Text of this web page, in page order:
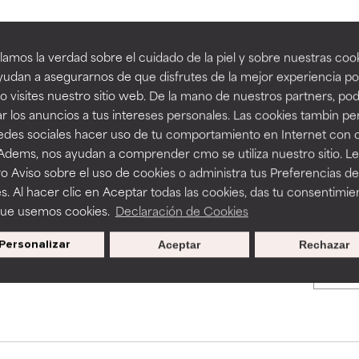
la verdad sobre el cuidado de la piel y sobre nuestras
a asegurarnos de que disfrutes de la mejor experiencia
visites nuestro sitio web. De la mano de nuestros partners,
los anuncios a tus intereses personales. Las cookies tambin
sociales hacer uso de tu comportamiento en Internet con
nos ayudan a comprender cmo se utiliza nuestro sitio.
Aviso sobre el uso de cookies o administra tus Preferencias de
Al hacer clic en Aceptar todas las cookies, das tu
usemos cookies. Declaración de Cookies
Personalizar Rechazar
Aceptar
BACK TO SEARCH
to assess ingredients in this dictionary. Regulations
tan beneficiosos como los de la categoría excelente, suelen ser
la estabilidad o la absorción de una fórmula.
ciertas limitaciones en cuanto a su apariencia, estabilidad o
básicos o que no cuentan con suficiente respaldo científico.
algunos beneficios se recomienda evitarlo por su
provocar efectos adversos como irritación, inflamación o
tan beneficiosos como los de la categoría excelente, suelen ser
la estabilidad o la absorción de una fórmula.
ciertas limitaciones en cuanto a su apariencia, estabilidad o
básicos o que no cuentan con suficiente respaldo científico.
algunos beneficios se recomienda evitarlo por su
provocar efectos adversos como irritación, inflamación o
Promociones exclusivas al